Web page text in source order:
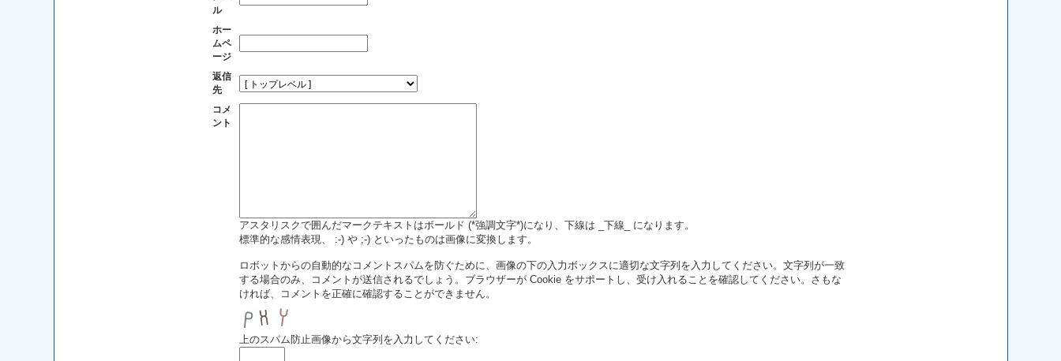
ル
ホー
ムペ
ージ
返信
先
コメ
ント
アスタリスクで囲んだマークテキストはボールド (*強調文字*)になり、下線は _下線_ になります。
標準的な感情表現、 :-) や ;-) といったものは画像に変換します。
ロボットからの自動的なコメントスパムを防ぐために、画像の下の入力ボックスに適切な文字列を入力してください。文字列が一致
する場合のみ、コメントが送信されるでしょう。ブラウザーが Cookie をサポートし、受け入れることを確認してください。さもな
ければ、コメントを正確に確認することができません。
上のスパム防止画像から文字列を入力してください: